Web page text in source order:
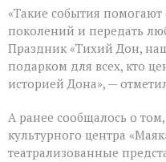
«Такие события помогают
поколений и передать
Праздник «Тихий Дон,
подарком для всех, кто
историей Дона», —
А ранее сообщалось о
культурного центра
театрализованные